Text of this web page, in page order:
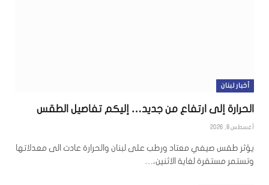
أخبار لبنان
الحرارة إلى ارتفاع من جديد… إليكم تفاصيل الطقس
أغسطس 8, 2026
يؤثر طقس صيفي معتاد ورطب على لبنان والحرارة عادت الى معدلاتها
وتستمر مستقرة لغاية الاثنين،…